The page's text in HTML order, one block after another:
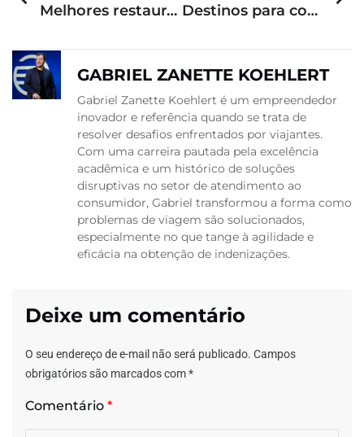
Melhores restaurantes do Brasil Destinos para conhecer no Dia das Mães
GABRIEL ZANETTE KOEHLERT
Gabriel Zanette Koehlert é um empreendedor
inovador e referência quando se trata de
resolver desafios enfrentados por viajantes.
Com uma carreira pautada pela excelência
acadêmica e um histórico de soluções
disruptivas no setor de atendimento ao
consumidor, Gabriel transformou a forma como
problemas de viagem são solucionados,
especialmente no que tange à agilidade e
eficácia na obtenção de indenizações.
Deixe um comentário
O seu endereço de e-mail não será publicado. Campos
obrigatórios são marcados com*
Comentário *